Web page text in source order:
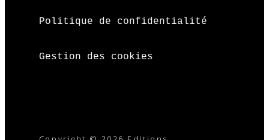
Politique de confidentialité
Gestion des cookies